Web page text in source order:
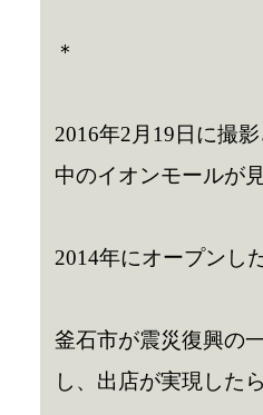
＊
2016年2月19日に撮
中のイオンモールが
2014年にオープンし
釜石市が震災復興の
し、出店が実現した